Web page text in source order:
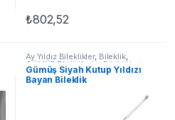
₺802,52
Ay Yıldız Bileklikler, Bileklik,
GÜMÜŞ TAKI Kadın Bileklikleri
Taşlı Bileklikler
Gümüş Siyah Kutup Yıldızı
Bayan Bileklik